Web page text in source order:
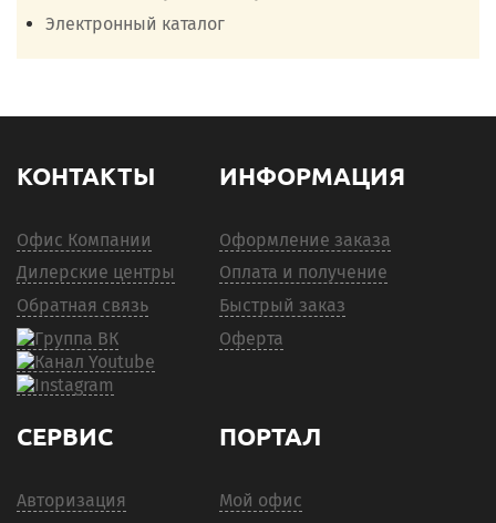
Электронный каталог
КОНТАКТЫ
Офис Компании
Дилерские центры
Обратная связь
ИНФОРМАЦИЯ
Оформление заказа
Оплата и получение
Быстрый заказ
Оферта
СЕРВИС
Авторизация
ПОРТАЛ
Мой офис